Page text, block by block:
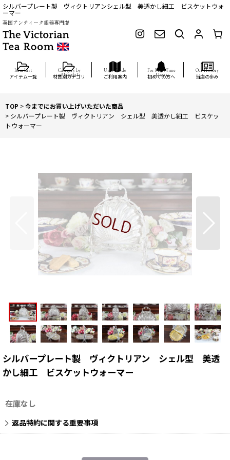
シルバープレート製 ヴィクトリアンシェル型 美透かし細工 ビスケットウォ
ーマー
英国アンティーク銀器専門店
アイテム一覧 材質別カテゴリ ご利用案内 初めての方へ 当店の歩み
TOP >今までにお買い上げいただいた商品
> シルバープレート製 ヴィクトリアン シェル型 美透かし細工 ビスケッ
トウォーマー
シルバープレート製 ヴィクトリアン シェル型 美透
かし細工 ビスケットウォーマー
在庫なし
返品特約に関する重要事項